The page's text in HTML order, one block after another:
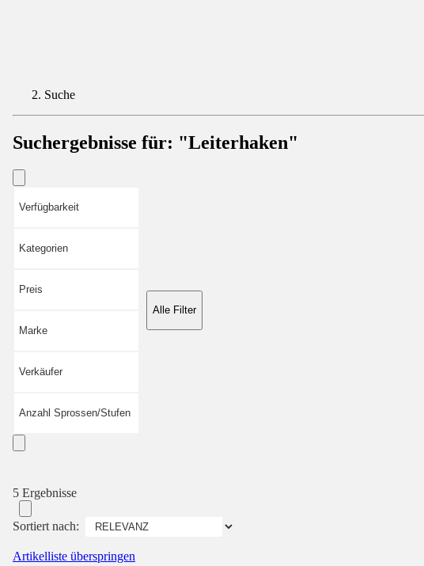
Suche
Suchergebnisse für: "Leiterhaken"
Verfügbarkeit
Kategorien
Preis
Marke
Verkäufer
Anzahl Sprossen/Stufen
Alle Filter
5 Ergebnisse
Sortiert nach:
Artikelliste überspringen